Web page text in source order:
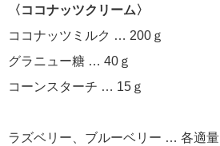
〈ココナッツクリーム〉
ココナッツミルク … 200ｇ
グラニュー糖 … 40ｇ
コーンスターチ … 15ｇ
ラズベリー、ブルーベリー … 各適量